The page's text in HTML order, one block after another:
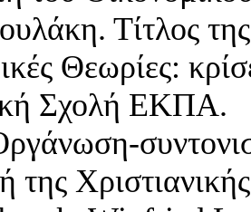
Τίτλος
Θεωρίες:
Σχολή ΕΚΠΑ.
της